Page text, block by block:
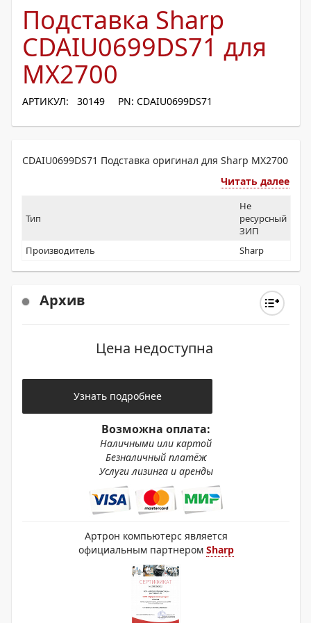
Подставка Sharp
CDAIU0699DS71 для
MX2700
АРТИКУЛ: 30149 PN: CDAIU0699DS71
CDAIU0699DS71 Подставка оригинал для Sharp MX2700
Читать далее
Тип
Не
ресурсный
ЗИП
Производитель
Sharp
Архив
Цена недоступна
Узнать подробнее
Возможна оплата:
Наличными или картой
Безналичный платёж
Услуги лизинга и аренды
Артрон компьютерс является
официальным партнером Sharp